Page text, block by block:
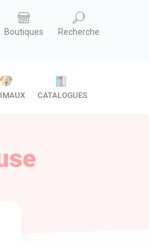
Boutiques Recherche
CATALOGUES